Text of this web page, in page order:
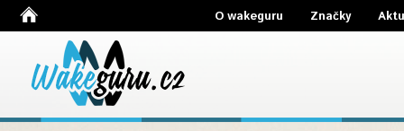
O wakeguru Značky